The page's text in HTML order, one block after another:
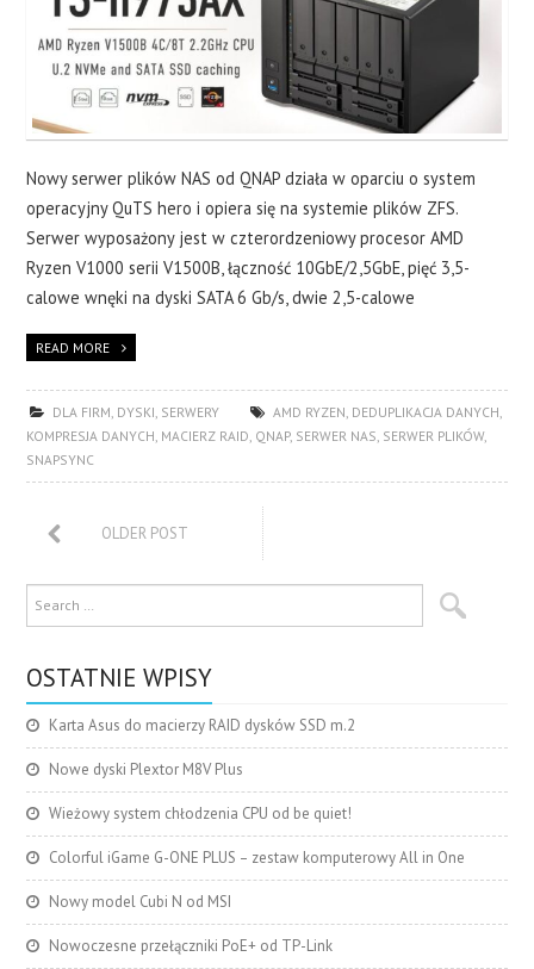
Nowy serwer plików NAS od QNAP działa w oparciu o system
operacyjny QuTS hero i opiera się na systemie plików ZFS.
Serwer wyposażony jest w czterordzeniowy procesor AMD
Ryzen V1000 serii V1500B, łączność 10GbE/2,5GbE, pięć 3,5-
calowe wnęki na dyski SATA 6 Gb/s, dwie 2,5-calowe
READ MORE
DLA FIRM, DYSKI, SERWERY AMD RYZEN, DEDUPLIKACJA DANYCH,
KOMPRESJA DANYCH, MACIERZ RAID, QNAP, SERWER NAS, SERWER PLIKÓW,
SNAPSYNC
OLDER POST
OSTATNIE WPISY
Karta Asus do macierzy RAID dysków SSD m.2
Nowe dyski Plextor M8V Plus
Wieżowy system chłodzenia CPU od be quiet!
Colorful iGame G-ONE PLUS – zestaw komputerowy All in One
Nowy model Cubi N od MSI
Nowoczesne przełączniki PoE+ od TP-Link